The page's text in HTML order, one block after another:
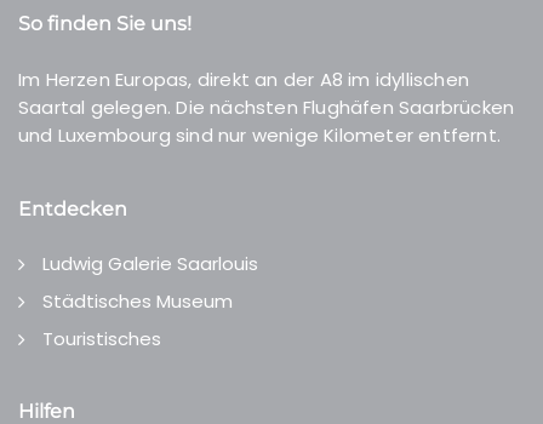
So finden Sie uns!
Im Herzen Europas, direkt an der A8 im idyllischen
Saartal gelegen. Die nächsten Flughäfen Saarbrücken
und Luxembourg sind nur wenige Kilometer entfernt.
Entdecken
Ludwig Galerie Saarlouis
Städtisches Museum
Touristisches
Hilfen